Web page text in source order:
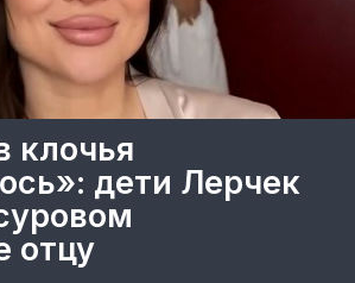
клочья
дети Лерчек
отцу